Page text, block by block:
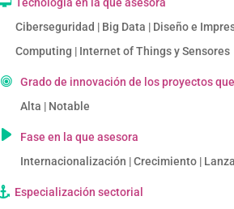
Ciberseguridad | Big Data | Diseño e
Computing | Internet of Things y Sensores
Grado de innovación de los proyectos
Alta | Notable
Fase en la que asesora
Internacionalización | Crecimiento |
Especialización sectorial